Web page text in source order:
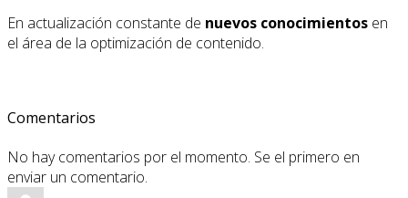
En actualización constante de nuevos conocimientos en
el área de la optimización de contenido.
Comentarios
No hay comentarios por el momento. Se el primero en
enviar un comentario.